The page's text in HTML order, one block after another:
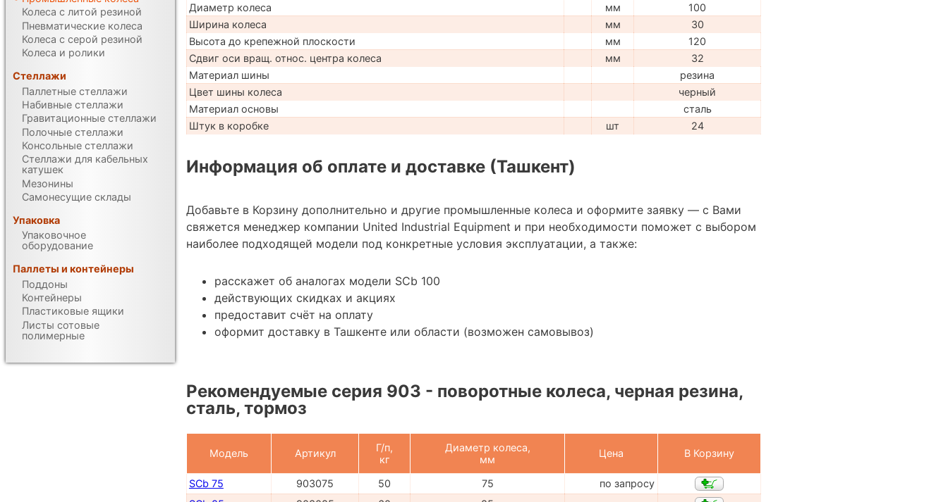
Диаметр колеса
мм
100
Ширина колеса
мм
30
Высота до крепежной плоскости
мм
120
Сдвиг оси вращ. относ. центра колеса
мм
32
Материал шины
резина
Цвет шины колеса
черный
Материал основы
сталь
Штук в коробке
шт 24
Информация об оплате и доставке (Ташкент)
Добавьте в Корзину дополнительно и другие промышленные колеса и оформите заявку — с Вами
свяжется менеджер компании United Industrial Equipment и при необходимости поможет с выбором
наиболее подходящей модели под конкретные условия эксплуатации, а также:
расскажет об аналогах модели SCb 100
действующих скидках и акциях
предоставит счёт на оплату
оформит доставку в Ташкенте или области (возможен самовывоз)
Рекомендуемые серия 903 - поворотные колеса, черная резина,
сталь, тормоз
Модель Артикул
Г/п,
кг
Диаметр колеса,
мм
Цена В Корзину
SCb 75 903075 50 75
по запросу
Колеса с литой резиной
Пневматические колеса
Колеса с серой резиной
Колеса и ролики
Стеллажи
Паллетные стеллажи
Набивные стеллажи
Гравитационные стеллажи
Полочные стеллажи
Консольные стеллажи
Стеллажи для кабельных
катушек
Мезонины
Самонесущие склады
Упаковка
Упаковочное
оборудование
Паллеты и контейнеры
Поддоны
Контейнеры
Пластиковые ящики
Листы сотовые
полимерные